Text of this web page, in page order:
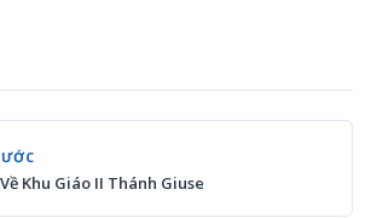
Đôi Nét Về Khu Giáo II Thánh Giuse